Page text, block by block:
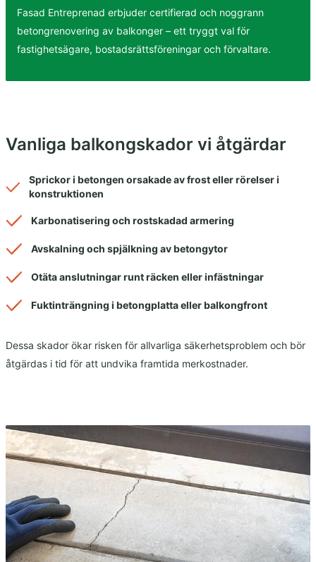
Fasad Entreprenad erbjuder certifierad och noggrann
betongrenovering av balkonger – ett tryggt val för
fastighetsägare, bostadsrättsföreningar och förvaltare.
Vanliga balkongskador vi åtgärdar
Sprickor i betongen orsakade av frost eller rörelser i
konstruktionen
Karbonatisering och rostskadad armering
Avskalning och spjälkning av betongytor
Otäta anslutningar runt räcken eller infästningar
Fuktinträngning i betongplatta eller balkongfront
Dessa skador ökar risken för allvarliga säkerhetsproblem och bör
åtgärdas i tid för att undvika framtida merkostnader.